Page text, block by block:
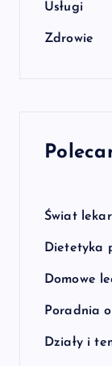
Usługi
Zdrowie
Świat
Dietetyka
Domowe
Poradnia
Działy i